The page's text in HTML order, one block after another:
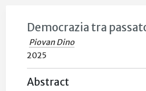
Democrazia tra
Piovan Dino
2025
Abstract